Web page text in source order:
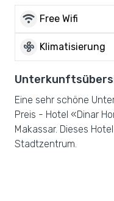
wifi Free Wifi
mode_fan Klimatisierung
Eine sehr schöne
Preis - Hotel «Dinar
Makassar. Dieses
Stadtzentrum.